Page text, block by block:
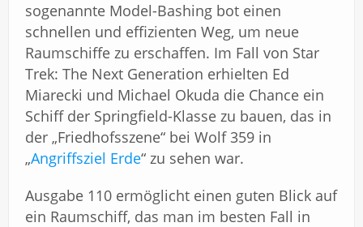
sogenannte Model-Bashing bot einen
schnellen und effizienten Weg, um neue
Raumschiffe zu erschaffen. Im Fall von Star
Trek: The Next Generation erhielten Ed
Miarecki und Michael Okuda die Chance ein
Schiff der Springfield-Klasse zu bauen, das in
der „Friedhofsszene“ bei Wolf 359 in
„Angriffsziel Erde“ zu sehen war.
Ausgabe 110 ermöglicht einen guten Blick auf
ein Raumschiff, das man im besten Fall in